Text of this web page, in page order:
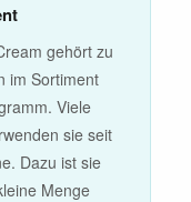
gehört zu
im Sortiment
Viele
sie seit
Dazu ist sie
Menge